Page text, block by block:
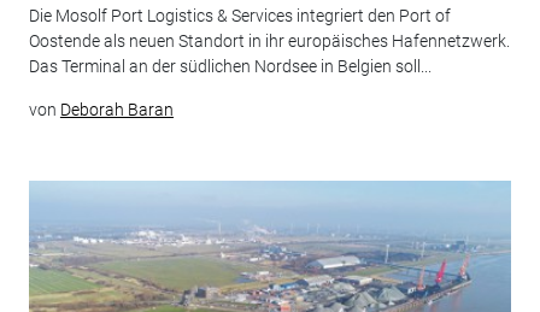
Die Mosolf Port Logistics & Services integriert den Port of
Oostende als neuen Standort in ihr europäisches Hafennetzwerk.
Das Terminal an der südlichen Nordsee in Belgien soll...
von Deborah Baran